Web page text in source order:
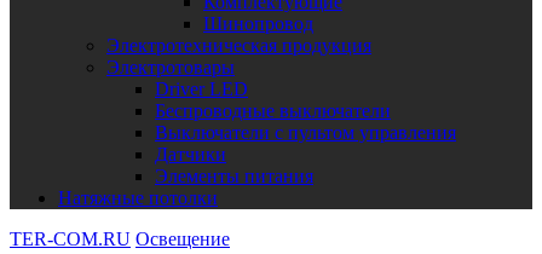
Шинопровод
Электротехническая продукция
Электротовары
Driver LED
Беспроводные выключатели
Выключатели с пультом управления
Датчики
Элементы питания
Натяжные потолки
TER-COM.RU Освещение